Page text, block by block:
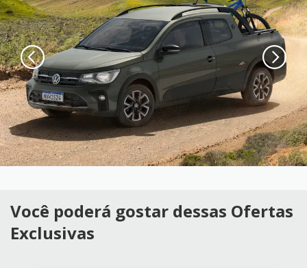
Você poderá gostar dessas Ofertas
Exclusivas